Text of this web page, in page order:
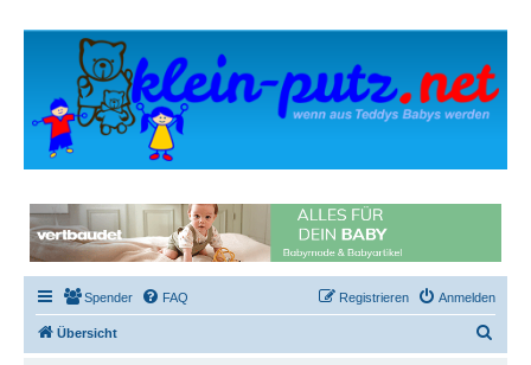
Spender FAQ Anmelden
Registrieren
Übersicht